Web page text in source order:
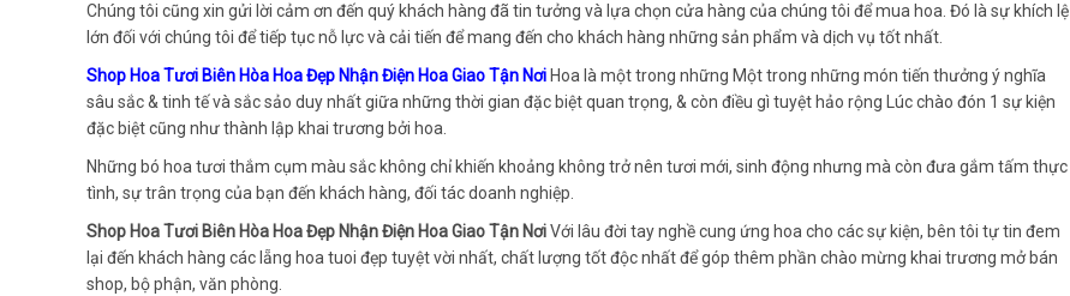
Chúng tôi cũng xin gửi lời cảm ơn đến quý khách hàng đã tin tưởng và lựa chọn cửa hàng của chúng tôi để mua hoa. Đó là sự khích lệ
lớn đối với chúng tôi để tiếp tục nỗ lực và cải tiến để mang đến cho khách hàng những sản phẩm và dịch vụ tốt nhất.
Shop Hoa Tươi Biên Hòa Hoa Đẹp Nhận Điện Hoa Giao Tận Nơi Hoa là một trong những Một trong những món tiến thưởng ý nghĩa
sâu sắc & tinh tế và sắc sảo duy nhất giữa những thời gian đặc biệt quan trọng, & còn điều gì tuyệt hảo rộng Lúc chào đón 1 sự kiện
đặc biệt cũng như thành lập khai trương bởi hoa.
Những bó hoa tươi thắm cụm màu sắc không chỉ khiến khoảng không trở nên tươi mới, sinh động nhưng mà còn đưa gắm tấm thực
tình, sự trân trọng của bạn đến khách hàng, đối tác doanh nghiệp.
Shop Hoa Tươi Biên Hòa Hoa Đẹp Nhận Điện Hoa Giao Tận NơiVới lâu đời tay nghề cung ứng hoa cho các sự kiện, bên tôi tự tin đem
lại đến khách hàng các lẵng hoa tuoi đẹp tuyệt vời nhất, chất lượng tốt độc nhất để góp thêm phần chào mừng khai trương mở bán
shop, bộ phận, văn phòng.